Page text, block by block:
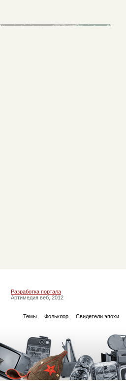
Разработка портала
Артимедия веб, 2012
Темы Фольклор Свидетели эпохи